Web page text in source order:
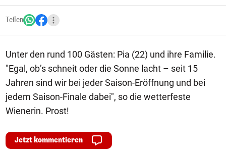
Teilen
Unter den rund 100 Gästen: Pia (22) und ihre Familie.
"Egal, ob’s schneit oder die Sonne lacht – seit 15
Jahren sind wir bei jeder Saison-Eröffnung und bei
jedem Saison-Finale dabei", so die wetterfeste
Wienerin. Prost!
Jetzt kommentieren